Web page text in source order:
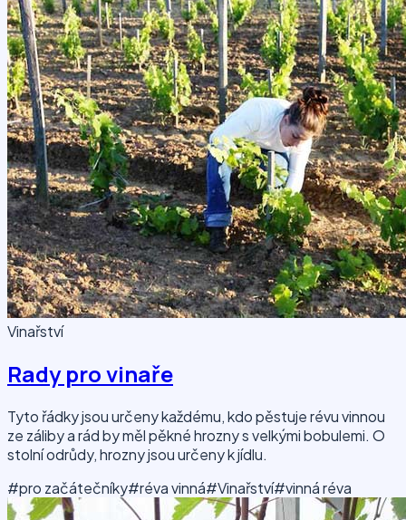
Vinařství
Rady pro vinaře
Tyto řádky jsou určeny každému, kdo pěstuje révu vinnou
ze záliby a rád by měl pěkné hrozny s velkými bobulemi. O
stolní odrůdy, hrozny jsou určeny k jídlu.
#pro začátečníky#réva vinná#Vinařství#vinná réva